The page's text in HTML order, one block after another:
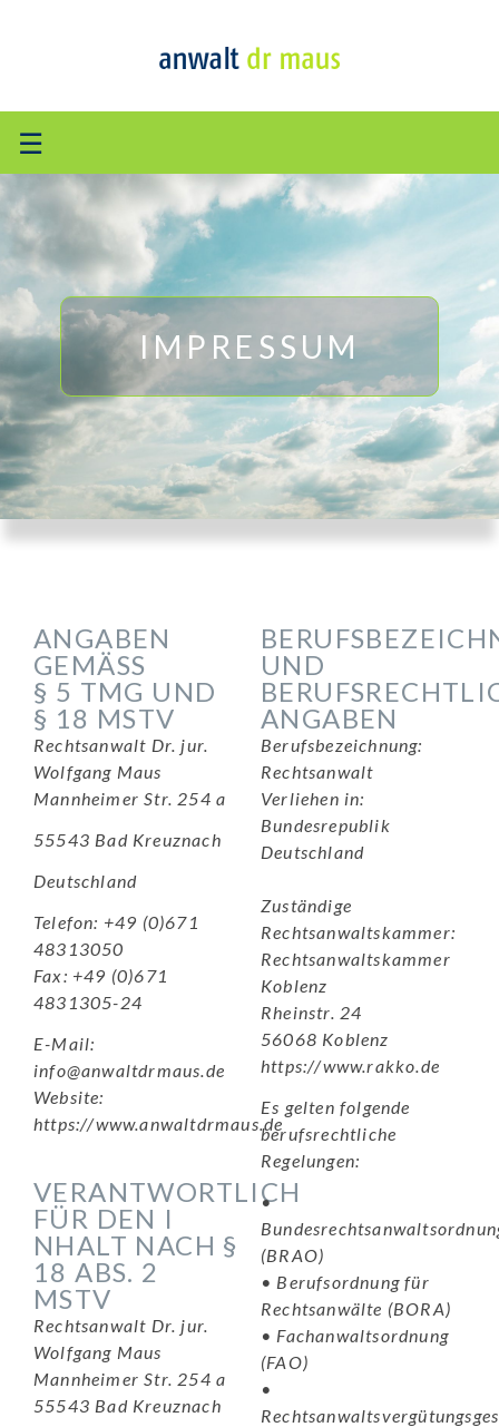
☰
IMPRESSUM
ANGABEN
GEMÄSS
§ 5 TMG UND
§ 18 MSTV
Rechtsanwalt Dr. jur.
Wolfgang Maus
Mannheimer Str. 254 a
55543 Bad Kreuznach
Deutschland
Telefon: +49 (0)671
48313050
Fax: +49 (0)671
4831305-24
E-Mail:
info@anwaltdrmaus.de
Website:
https://www.anwaltdrmaus.de
VERANTWORTLICH
FÜR DEN I
NHALT NACH §
18 ABS. 2
MSTV
Rechtsanwalt Dr. jur.
Wolfgang Maus
Mannheimer Str. 254 a
55543 Bad Kreuznach
UND
ANGABEN
Berufsbezeichnung:
Rechtsanwalt
Verliehen in:
Bundesrepublik
Deutschland
Zuständige
Rechtsanwaltskammer:
Rechtsanwaltskammer
Koblenz
Rheinstr. 24
56068 Koblenz
https://www.rakko.de
Es gelten folgende
berufsrechtliche
Regelungen:
•
(BRAO)
• Berufsordnung für
Rechtsanwälte (BORA)
• Fachanwaltsordnung
(FAO)
•